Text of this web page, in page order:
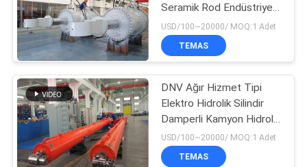
BIZIMLE
İLETIŞIM
BIR
İNDIRIM
İSTE
çift ​​etkili hidrolik
silindir
16
Seramik Rod Endüstriyel
Hidrolik Silindirler
USD/100~20000/ MOQ:1 Adet
TEMAS
DNV Ağır Hizmet Tipi
Elektro Hidrolik Silindir
Damperli Kamyon Hidrolik
Silindir
USD/100~20000/ MOQ:1 Adet
TEMAS